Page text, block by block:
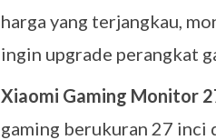
harga yang terjangkau,
ingin upgrade perangkat
Xiaomi Gaming Monitor
gaming berukuran 27 inci